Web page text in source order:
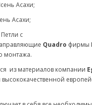
Асахи;
Асахи;
Петли с
Quadro фирмы
монтажа.
из материалов компании
высококачественной